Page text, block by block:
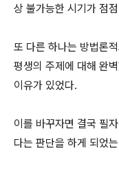
상 불가능한 시기가 점
또 다른 하나는 방법론
평생의 주제에 대해 완
이유가 있었다.
이를 바꾸자면 결국 필
다는 판단을 하게 되었